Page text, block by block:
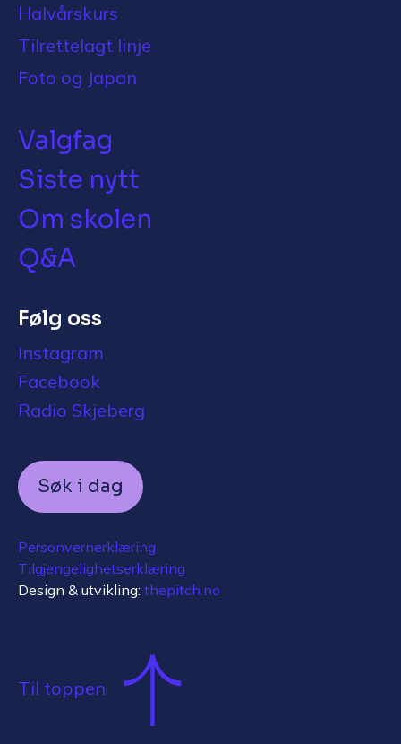
Halvårskurs
Tilrettelagt linje
Foto og Japan
Valgfag
Siste nytt
Om skolen
Q&A
Følg oss
Instagram
Facebook
Radio Skjeberg
Søk i dag
Personvernerklæring
Tilgjengelighetserklæring
Design & utvikling: thepitch.no
Til toppen